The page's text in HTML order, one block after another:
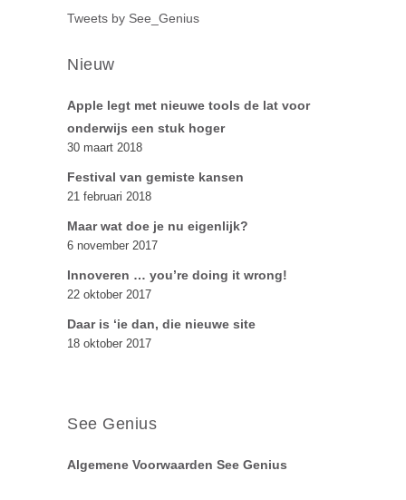
Tweets by See_Genius
Nieuw
Apple legt met nieuwe tools de lat voor
onderwijs een stuk hoger
30 maart 2018
Festival van gemiste kansen
21 februari 2018
Maar wat doe je nu eigenlijk?
6 november 2017
Innoveren … you’re doing it wrong!
22 oktober 2017
Daar is ‘ie dan, die nieuwe site
18 oktober 2017
See Genius
Algemene Voorwaarden See Genius